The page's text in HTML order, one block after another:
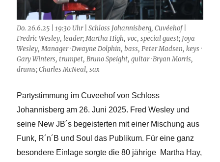
Do. 26.6.25 | 19:30 Uhr | Schloss Johannisberg, Cuvéehof |
Fredric Wesley, leader; Martha High, voc, special guest; Joya
Wesley, Manager · Dwayne Dolphin, bass, Peter Madsen, keys ·
Gary Winters, trumpet, Bruno Speight, guitar · Bryan Morris,
drums; Charles McNeal, sax
Partystimmung im Cuveehof von Schloss
Johannisberg am 26. Juni 2025. Fred Wesley und
seine New JB´s begeisterten mit einer Mischung aus
Funk, R´n´B und Soul das Publikum. Für eine ganz
besondere Einlage sorgte die 80 jährige Martha Hay,